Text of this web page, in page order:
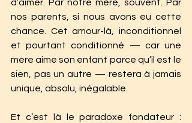
d’aimer. Par notre mère, souvent. Par
nos parents, si nous avons eu cette
chance. Cet amour-là, inconditionnel
et pourtant conditionné — car une
mère aime son enfant parce qu’il est le
sien, pas un autre — restera à jamais
unique, absolu, inégalable.
Et c’est là le paradoxe fondateur :